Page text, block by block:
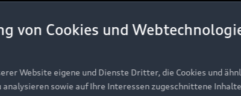
von Cookies und
Website eigene und Dienste Dritter, die Cookies und
analysieren sowie auf Ihre Interessen zugeschnittene